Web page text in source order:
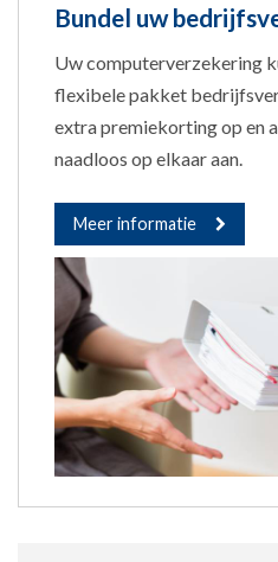
Bundel uw
Uw computerverzekering
flexibele pakket
extra premiekorting op en
naadloos op elkaar aan.
Meer informatie